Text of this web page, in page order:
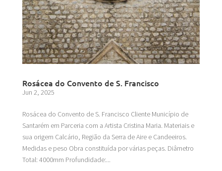
Rosácea do Convento de S. Francisco
Jun 2, 2025
Rosácea do Convento de S. Francisco Cliente Município de
Santarém em Parceria com a Artista Cristina Maria. Materiais e
sua origem Calcário, Região da Serra de Aire e Candeeiros.
Medidas e peso Obra constituída por várias peças. Diâmetro
Total: 4000mm Profundidade:...